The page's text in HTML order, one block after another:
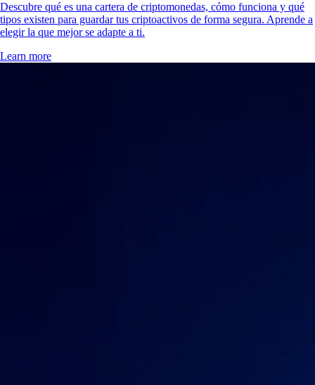
Descubre qué es una cartera de criptomonedas, cómo funciona y qué
tipos existen para guardar tus criptoactivos de forma segura. Aprende a
elegir la que mejor se adapte a ti.
Learn more